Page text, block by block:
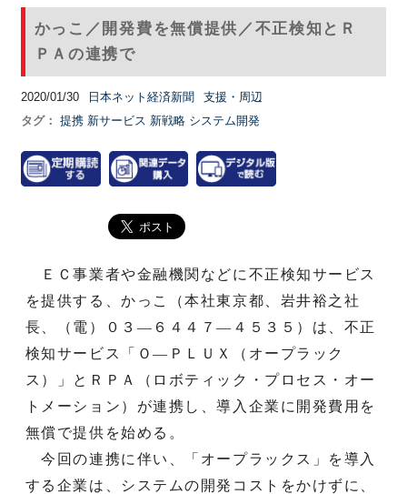
かっこ／開発費を無償提供／不正検知とＲ
ＰＡの連携で
2020/01/30 日本ネット経済新聞
支援・周辺
タグ： 提携 新サービス 新戦略 システム開発
ＥＣ事業者や金融機関などに不正検知サービス
を提供する、かっこ（本社東京都、岩井裕之社
長、（電）０３―６４４７―４５３５）は、不正
検知サービス「Ｏ―ＰＬＵＸ（オープラック
ス）」とＲＰＡ（ロボティック・プロセス・オー
トメーション）が連携し、導入企業に開発費用を
無償で提供を始める。
今回の連携に伴い、「オープラックス」を導入
する企業は、システムの開発コストをかけずに、